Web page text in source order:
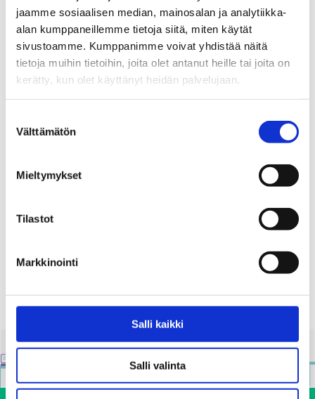
jaamme sosiaalisen median, mainosalan ja analytiikka-
alan kumppaneillemme tietoja siitä, miten käytät
sivustoamme. Kumppanimme voivat yhdistää näitä
tietoja muihin tietoihin, joita olet antanut heille tai joita on
kerätty, kun olet käyttänyt heidän palvelujaan.
valinta
Välttämätön
Mieltymykset
Tilastot
Markkinointi
Salli kaikki
Salli valinta
23.06.2026
Tiedotteet
Valiokuntakäsittelyssä tehdyt
alkoholilain muutokset tukevat
Kesä kutsuu palautumaan ja